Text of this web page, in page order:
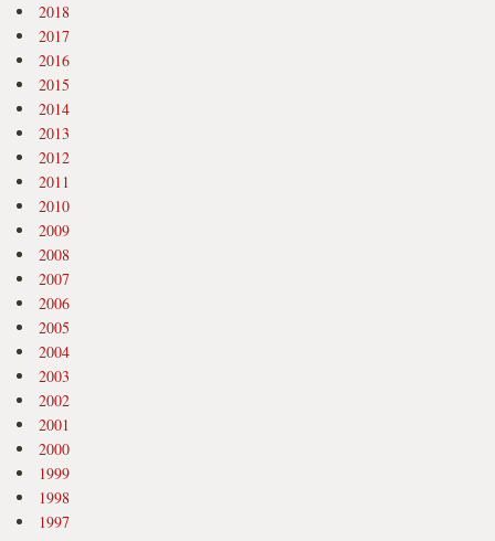
2018
2017
2016
2015
2014
2013
2012
2011
2010
2009
2008
2007
2006
2005
2004
2003
2002
2001
2000
1999
1998
1997